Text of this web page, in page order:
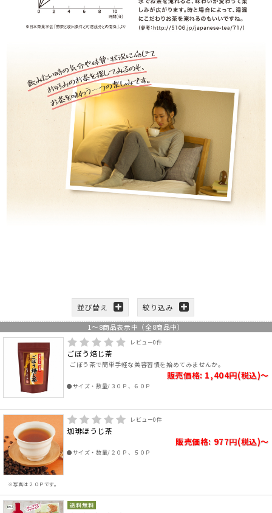
並び替え 絞り込み
1～8商品表示中（全8商品中）
レビュー0件
ごぼう焙じ茶
ごぼう茶で簡単手軽な美容習慣を始めてみませんか。
販売価格: 1,404円(税込)～
●サイズ・数量/３０Ｐ、６０Ｐ
※写真は２０Ｐです。
レビュー0件
珈琲ほうじ茶
販売価格: 977円(税込)～
●サイズ・数量/２０Ｐ、５０Ｐ